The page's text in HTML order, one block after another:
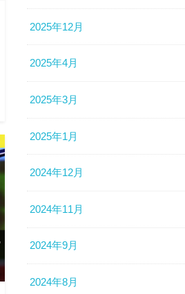
2025年12月
2025年4月
2025年3月
2025年1月
2024年12月
2024年11月
2024年9月
2024年8月